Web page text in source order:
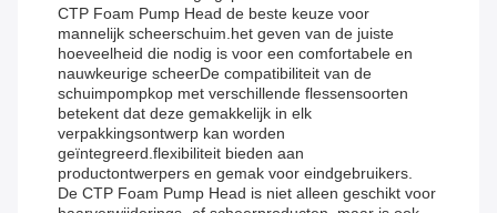
CTP Foam Pump Head de beste keuze voor
mannelijk scheerschuim.het geven van de juiste
hoeveelheid die nodig is voor een comfortabele en
nauwkeurige scheerDe compatibiliteit van de
schuimpompkop met verschillende flessensoorten
betekent dat deze gemakkelijk in elk
verpakkingsontwerp kan worden
geïntegreerd.flexibiliteit bieden aan
productontwerpers en gemak voor eindgebruikers.
De CTP Foam Pump Head is niet alleen geschikt voor